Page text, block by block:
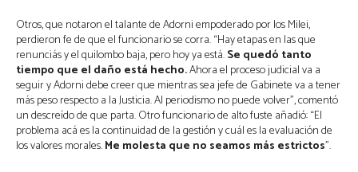
Otros, que notaron el talante de Adorni empoderado por los Milei,
perdieron fe de que el funcionario se corra. “Hay etapas en las que
renunciás y el quilombo baja, pero hoy ya está.Se quedó tanto
tiempo que el daño está hecho.Ahora el proceso judicial va a
seguir y Adorni debe creer que mientras sea jefe de Gabinete va a tener
más peso respecto a la Justicia. Al periodismo no puede volver”, comentó
un descreído de que parta. Otro funcionario de alto fuste añadió: “El
problema acá es la continuidad de la gestión y cuál es la evaluación de
los valores morales.Me molesta que no seamos más estrictos”.